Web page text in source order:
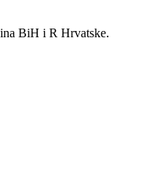
BiH i R Hrvatske.